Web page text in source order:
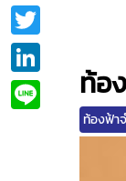
ท้อ
ท้องฟ้า